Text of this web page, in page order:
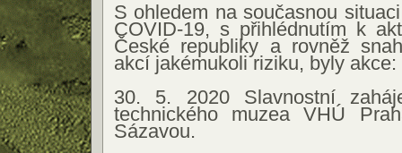
S ohledem na současnou
COVID-19, s přihlédnutím k
České republiky a rovněž
akcí jakémukoli riziku, byly akce:
30. 5. 2020 Slavnostní
technického muzea VHÚ
Sázavou.